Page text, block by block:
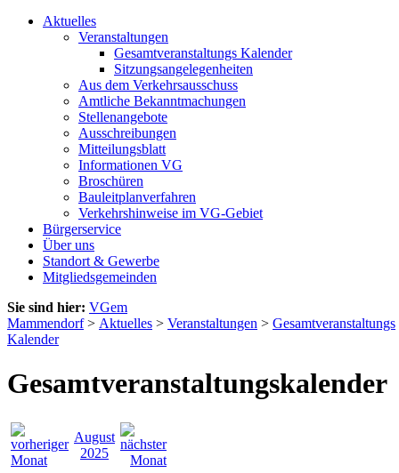
Aktuelles
Veranstaltungen
Gesamtveranstaltungs Kalender
Sitzungsangelegenheiten
Aus dem Verkehrsausschuss
Amtliche Bekanntmachungen
Stellenangebote
Ausschreibungen
Mitteilungsblatt
Informationen VG
Broschüren
Bauleitplanverfahren
Verkehrshinweise im VG-Gebiet
Bürgerservice
Über uns
Standort & Gewerbe
Mitgliedsgemeinden
Sie sind hier: VGem
Mammendorf> Aktuelles > Veranstaltungen > Gesamtveranstaltungs
Kalender
Gesamtveranstaltungskalender
August
2025